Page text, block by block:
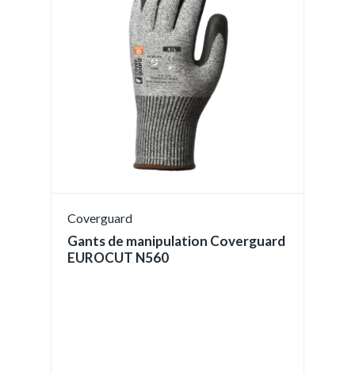
Coverguard
Gants de manipulation Coverguard
EUROCUT N560